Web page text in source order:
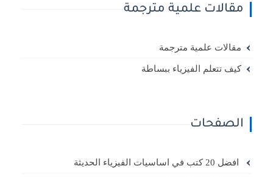
مقالات علمية مترجمة
مقالات علمية مترجمة
كيف تتعلم الفيزياء ببساطة
الصفحات
افضل 20 كتب في اساسيات الفيزياء الحديثة